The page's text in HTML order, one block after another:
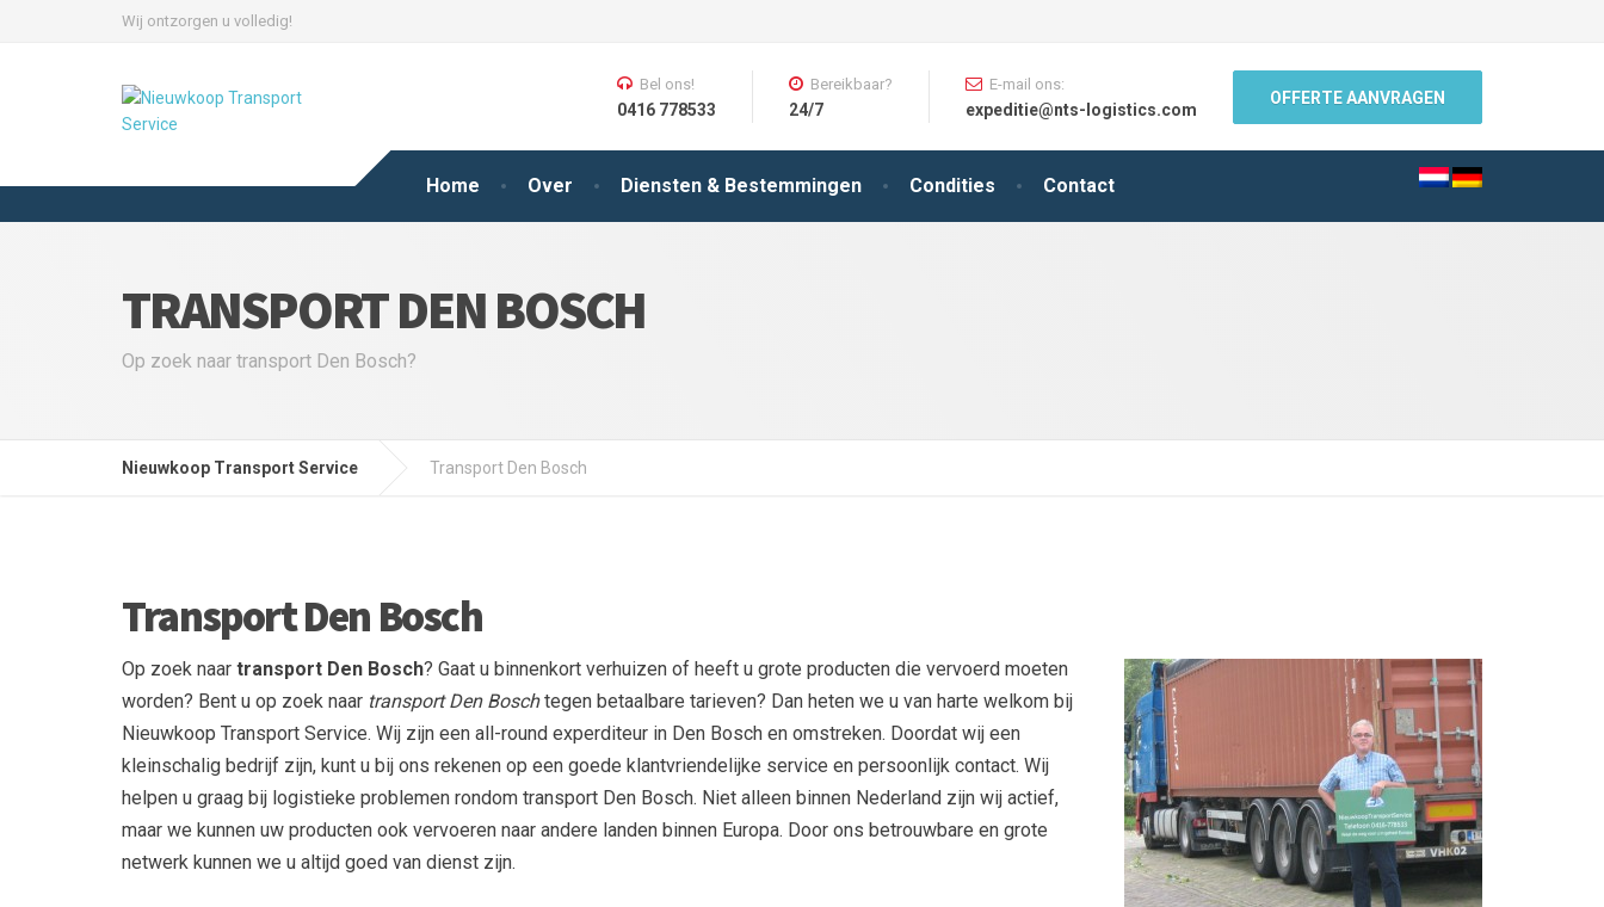
Wij ontzorgen u volledig!
Home Over Diensten & Bestemmingen Condities Contact
Bel ons!
0416 778533
Bereikbaar?
24/7
E-mail ons:
expeditie@nts-logistics.com
OFFERTE AANVRAGEN
TRANSPORT DEN BOSCH
Op zoek naar transport Den Bosch?
Nieuwkoop Transport Service Transport Den Bosch
Transport Den Bosch
Op zoek naar transport Den Bosch? Gaat u binnenkort verhuizen of heeft u grote producten die vervoerd moeten
worden? Bent u op zoek naar transport Den Boschtegen betaalbare tarieven? Dan heten we u van harte welkom bij
Nieuwkoop Transport Service. Wij zijn een all-round experditeur in Den Bosch en omstreken. Doordat wij een
kleinschalig bedrijf zijn, kunt u bij ons rekenen op een goede klantvriendelijke service en persoonlijk contact. Wij
helpen u graag bij logistieke problemen rondom transport Den Bosch. Niet alleen binnen Nederland zijn wij actief,
maar we kunnen uw producten ook vervoeren naar andere landen binnen Europa. Door ons betrouwbare en grote
netwerk kunnen we u altijd goed van dienst zijn.